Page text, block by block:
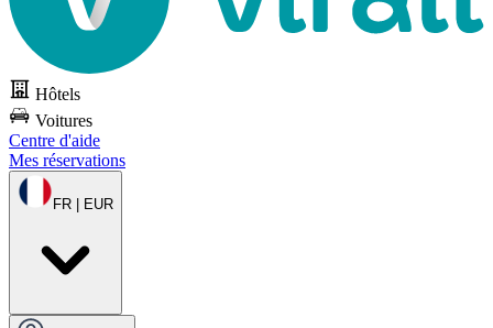
Hôtels
Voitures
Centre d'aide
Mes réservations
FR | EUR